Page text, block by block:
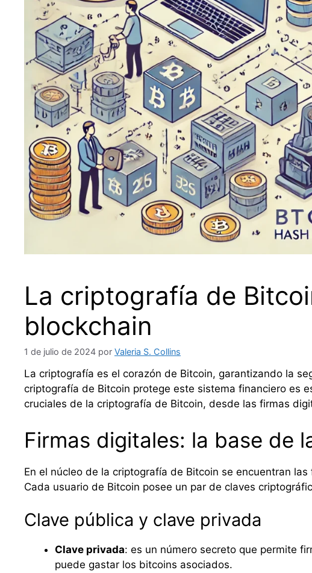
La criptografía de
blockchain
1 de julio de 2024 por Valeria S. Collins
La criptografía es el corazón de Bitcoin, garantizando la
criptografía de Bitcoin protege este sistema financiero es
cruciales de la criptografía de Bitcoin, desde las firmas
Firmas digitales: la base de
En el núcleo de la criptografía de Bitcoin se encuentran
Cada usuario de Bitcoin posee un par de claves
Clave pública y clave privada
Clave privada: es un número secreto que permite
puede gastar los bitcoins asociados.